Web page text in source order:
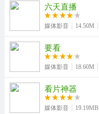
六天直播
媒体影音 14.50M
要看
媒体影音 18.60M
看片神器
媒体影音 19.19MB